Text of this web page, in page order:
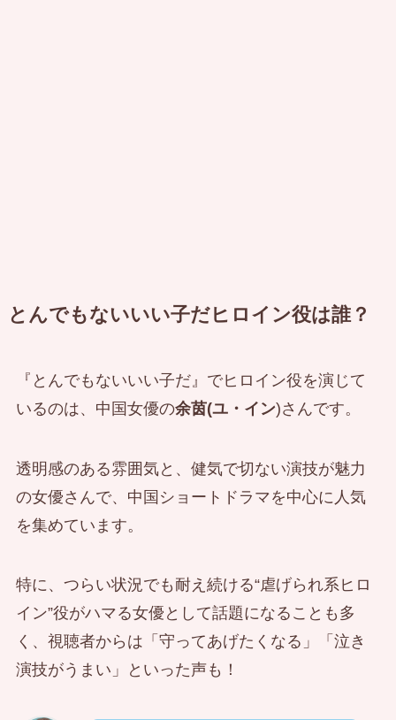
とんでもないいい子だヒロイン役は誰？
『とんでもないいい子だ』でヒロイン役を演じて
いるのは、中国女優の余茵(ユ・イン)さんです。
透明感のある雰囲気と、健気で切ない演技が魅力
の女優さんで、中国ショートドラマを中心に人気
を集めています。
特に、つらい状況でも耐え続ける“虐げられ系ヒロ
イン”役がハマる女優として話題になることも多
く、視聴者からは「守ってあげたくなる」「泣き
演技がうまい」といった声も！